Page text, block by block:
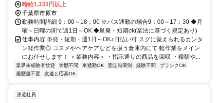
時給1,333円以上
千葉県市原市
勤務時間詳細 9：00～18：00 ※バス通勤の場合9：00～17：30 ◆月
曜～日曜の間で週1日～OK ◆単発・短期ok(業法に基づく規定あり)
仕事内容 単発・短期・週1日～OK♪日払い可 スグに覚えられるカンタ
ン軽作業◎ コスメやヘアケアなどを扱う倉庫内にて 軽作業をメイン
にお任せします！ ＜業務内容＞ ・指示通りの商品を回収 ・種類や...
業界未経験者歓迎 学歴不問 車通勤OK 固定時間制 経験不問
ブランクOK
履歴書不要
友達と応募OK
派遣社員